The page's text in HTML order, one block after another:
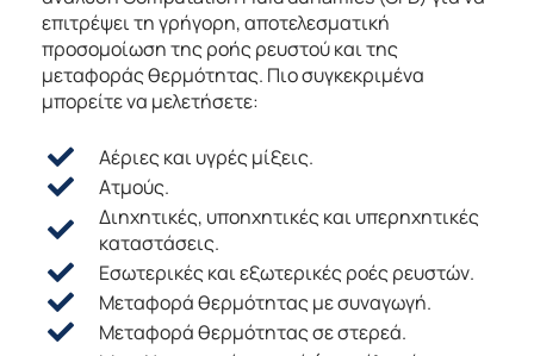
επιτρέψει τη γρήγορη, αποτελεσματική
προσομοίωση της ροής ρευστού και της
μεταφοράς θερμότητας. Πιο συγκεκριμένα
μπορείτε να μελετήσετε:
Αέριες και υγρές μίξεις.
Ατμούς.
Διηχητικές, υποηχητικές και υπερηχητικές
καταστάσεις.
Εσωτερικές και εξωτερικές ροές ρευστών.
Μεταφορά θερμότητας με συναγωγή.
Μεταφορά θερμότητας σε στερεά.